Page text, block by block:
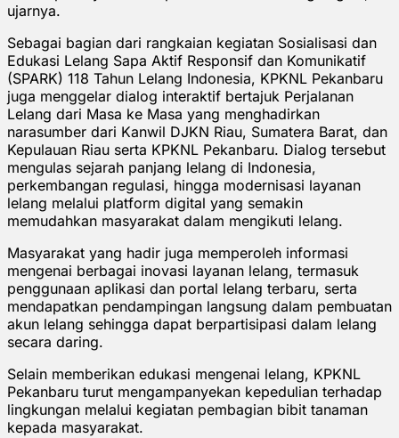
ujarnya.
Sebagai bagian dari rangkaian kegiatan Sosialisasi dan
Edukasi Lelang Sapa Aktif Responsif dan Komunikatif
(SPARK) 118 Tahun Lelang Indonesia, KPKNL Pekanbaru
juga menggelar dialog interaktif bertajuk Perjalanan
Lelang dari Masa ke Masa yang menghadirkan
narasumber dari Kanwil DJKN Riau, Sumatera Barat, dan
Kepulauan Riau serta KPKNL Pekanbaru. Dialog tersebut
mengulas sejarah panjang lelang di Indonesia,
perkembangan regulasi, hingga modernisasi layanan
lelang melalui platform digital yang semakin
memudahkan masyarakat dalam mengikuti lelang.
Masyarakat yang hadir juga memperoleh informasi
mengenai berbagai inovasi layanan lelang, termasuk
penggunaan aplikasi dan portal lelang terbaru, serta
mendapatkan pendampingan langsung dalam pembuatan
akun lelang sehingga dapat berpartisipasi dalam lelang
secara daring.
Selain memberikan edukasi mengenai lelang, KPKNL
Pekanbaru turut mengampanyekan kepedulian terhadap
lingkungan melalui kegiatan pembagian bibit tanaman
kepada masyarakat.